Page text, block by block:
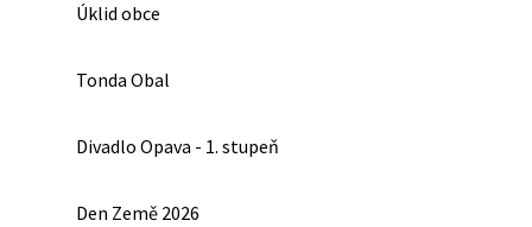
Úklid obce
Tonda Obal
Divadlo Opava - 1. stupeň
Den Země 2026